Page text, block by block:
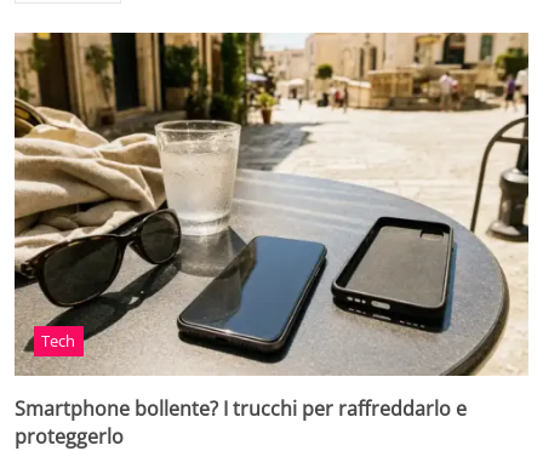
Tech
Smartphone bollente? I trucchi per raffreddarlo e
proteggerlo